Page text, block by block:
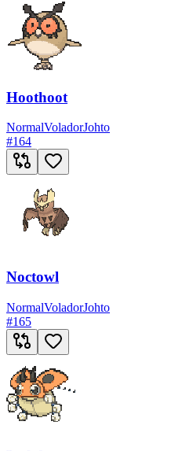
Hoothoot
NormalVoladorJohto
#164
Noctowl
NormalVoladorJohto
#165